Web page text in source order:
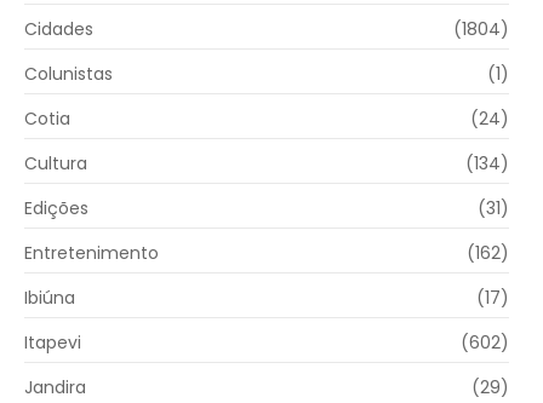
Cidades
(1804)
Colunistas
(1)
Cotia
(24)
Cultura
(134)
Edições
(31)
Entretenimento
(162)
Ibiúna
(17)
Itapevi
(602)
Jandira
(29)